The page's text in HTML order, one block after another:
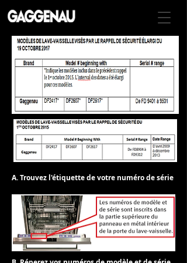
A. Trouvez l'étiquette de votre numéro de série